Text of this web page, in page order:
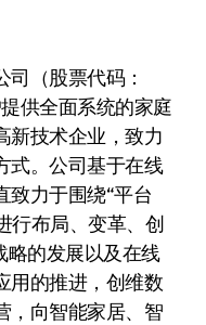
（股票代码：
供全面系统的家庭
新技术企业，致力
式。公司基于在线
致力于围绕“平台
行布局、变革、创
略的发展以及在线
用的推进，创维数
，向智能家居、智